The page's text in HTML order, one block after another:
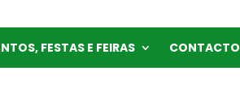
FESTAS E FEIRAS CONTACTO